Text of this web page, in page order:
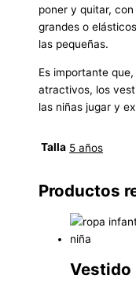
poner y quitar,
grandes o
las pequeñas.
Es importante
atractivos, los
las niñas jugar y
Talla 5 años
Productos
Vestido